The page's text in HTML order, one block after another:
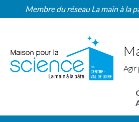
CatalogueMembre du réseau La main à la